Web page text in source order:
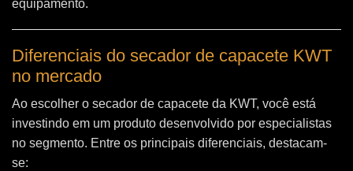
equipamento.
Diferenciais do secador de capacete KWT
no mercado
Ao escolher o secador de capacete da KWT, você está
investindo em um produto desenvolvido por especialistas
no segmento. Entre os principais diferenciais, destacam-
se: